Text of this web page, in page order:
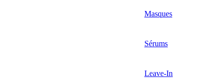
Masques
Sérums
Leave-In